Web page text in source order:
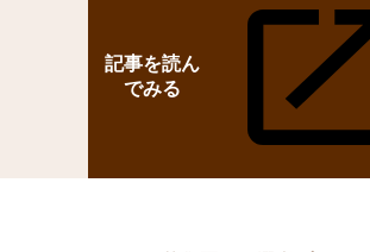
記事を読ん
でみる